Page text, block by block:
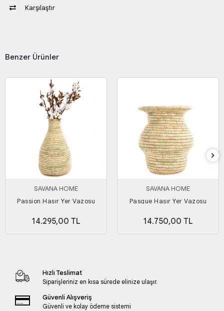
Karşılaştır
Benzer Ürünler
SAVANA HOME
Passion Hasır Yer Vazosu
14.295,00 TL
SAVANA HOME
Pasque Hasır Yer Vazosu
14.750,00 TL
Hızlı Teslimat
Siparişleriniz en kısa sürede elinize ulaşır.
Güvenli Alışveriş
Güvenli ve kolay ödeme sistemi